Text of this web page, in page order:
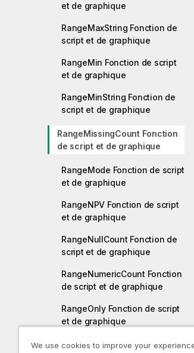
et de graphique
RangeMaxString Fonction de
script et de graphique
RangeMin Fonction de script
et de graphique
RangeMinString Fonction de
script et de graphique
RangeMissingCount Fonction
de script et de graphique
RangeMode Fonction de script
et de graphique
RangeNPV Fonction de script
et de graphique
RangeNullCount Fonction de
script et de graphique
RangeNumericCount Fonction
de script et de graphique
RangeOnly Fonction de script
et de graphique
RangeSkew Fonction de script
We use cookies to improve your